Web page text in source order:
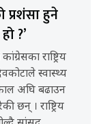
प्रशंसा हुने
?’
राष्ट्रिय
स्वास्थ्य
अघि बढाउन
छन् । राष्ट्रिय